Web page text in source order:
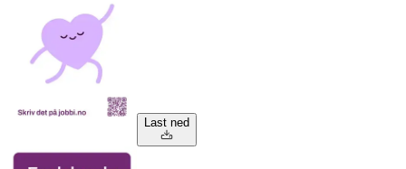
Last ned